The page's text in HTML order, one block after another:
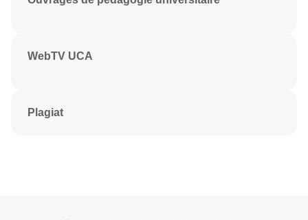
WebTV UCA
Plagiat